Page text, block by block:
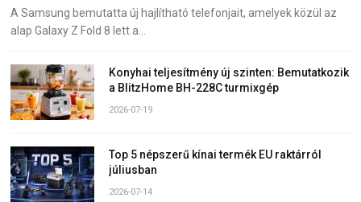
A Samsung bemutatta új hajlítható telefonjait, amelyek közül az
alap Galaxy Z Fold 8 lett a…
Konyhai teljesítmény új szinten: Bemutatkozik
a BlitzHome BH-228C turmixgép
2026-07-19
Top 5 népszerű kínai termék EU raktárról
júliusban
2026-07-14